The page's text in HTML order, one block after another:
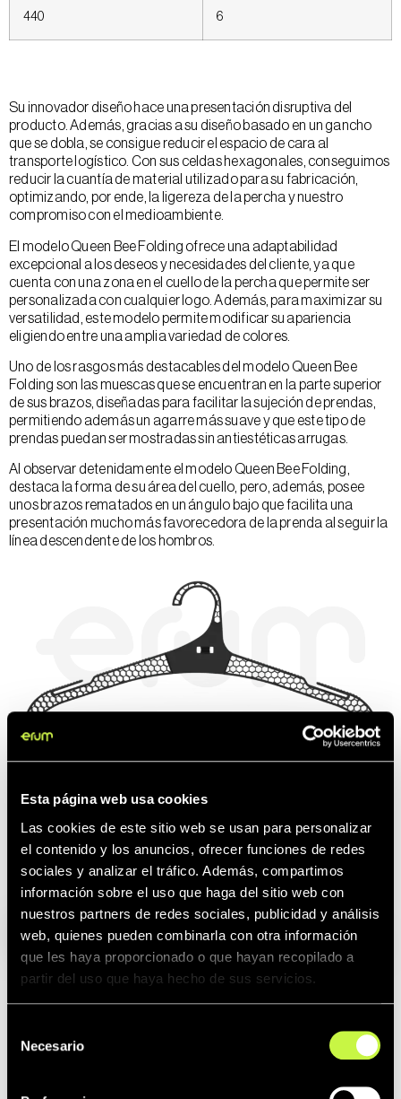
Esta página web usa cookies
Las cookies de este sitio web se usan para personalizar
el contenido y los anuncios, ofrecer funciones de redes
sociales y analizar el tráfico. Además, compartimos
información sobre el uso que haga del sitio web con
nuestros partners de redes sociales, publicidad y análisis
web, quienes pueden combinarla con otra información
que les haya proporcionado o que hayan recopilado a
partir del uso que haya hecho de sus servicios.
Necesario
440 6
Su innovador diseño hace una presentación disruptiva del
producto. Además, gracias a su diseño basado en un gancho
que se dobla, se consigue reducir el espacio de cara al
transporte logístico. Con sus celdas hexagonales, conseguimos
reducir la cuantía de material utilizado para su fabricación,
optimizando, por ende, la ligereza de la percha y nuestro
compromiso con el medioambiente.
El modelo Queen Bee Folding ofrece una adaptabilidad
excepcional a los deseos y necesidades del cliente, ya que
cuenta con una zona en el cuello de la percha que permite ser
personalizada con cualquier logo. Además, para maximizar su
versatilidad, este modelo permite modificar su apariencia
eligiendo entre una amplia variedad de colores.
Uno de los rasgos más destacables del modelo Queen Bee
Folding son las muescas que se encuentran en la parte superior
de sus brazos, diseñadas para facilitar la sujeción de prendas,
permitiendo además un agarre más suave y que este tipo de
prendas puedan ser mostradas sin antiestéticas arrugas.
Al observar detenidamente el modelo Queen Bee Folding,
destaca la forma de su área del cuello, pero, además, posee
unos brazos rematados en un ángulo bajo que facilita una
presentación mucho más favorecedora de la prenda al seguir la
línea descendente de los hombros.
© Imagen protegida mediante marca de agua para preservar la
Artículos
relacionados:
Bee
Line